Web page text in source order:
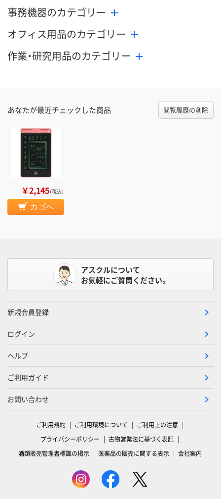
事務機器のカテゴリー
オフィス用品のカテゴリー
作業・研究用品のカテゴリー
あなたが最近チェックした商品 閲覧履歴の削除
￥2,145（税込）
カゴへ
アスクルについて
お気軽にご質問ください。
新規会員登録
ログイン
ヘルプ
ご利用ガイド
お問い合わせ
ご利用規約 ご利用環境について
ご利用上の注意
プライバシーポリシー
古物営業法に基づく表記
酒類販売管理者標識の掲示
医薬品の販売に関する表示 会社案内